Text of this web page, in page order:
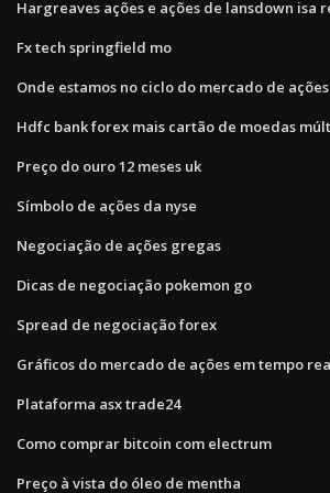
Hargreaves ações e ações de lansdown isa
Fx tech springfield mo
Onde estamos no ciclo do mercado de ações
Hdfc bank forex mais cartão de moedas
Preço do ouro 12 meses uk
Símbolo de ações da nyse
Negociação de ações gregas
Dicas de negociação pokemon go
Spread de negociação forex
Gráficos do mercado de ações em tempo
Plataforma asx trade24
Como comprar bitcoin com electrum
Preço à vista do óleo de mentha